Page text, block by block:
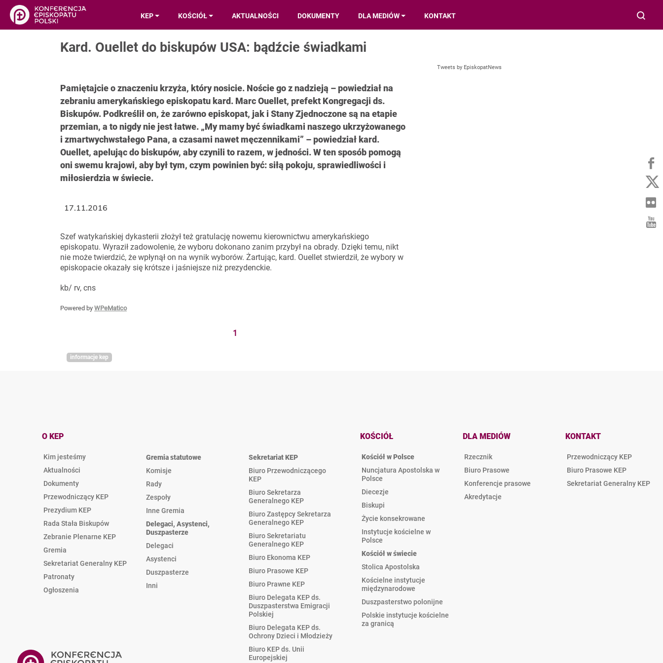
KEP KOŚCIÓŁ AKTUALNOŚCI DOKUMENTY DLA MEDIÓW KONTAKT
Kard. Ouellet do biskupów USA: bądźcie świadkami
Pamiętajcie o znaczeniu krzyża, który nosicie. Noście go z nadzieją – powiedział na
zebraniu amerykańskiego episkopatu kard. Marc Ouellet, prefekt Kongregacji ds.
Biskupów. Podkreślił on, że zarówno episkopat, jak i Stany Zjednoczone są na etapie
przemian, a to nigdy nie jest łatwe. „My mamy być świadkami naszego ukrzyżowanego
i zmartwychwstałego Pana, a czasami nawet męczennikami” – powiedział kard.
Ouellet, apelując do biskupów, aby czynili to razem, w jedności. W ten sposób pomogą
oni swemu krajowi, aby był tym, czym powinien być: siłą pokoju, sprawiedliwości i
miłosierdzia w świecie.
Szef watykańskiej dykasterii złożył też gratulację nowemu kierownictwu amerykańskiego
episkopatu. Wyraził zadowolenie, że wyboru dokonano zanim przybył na obrady. Dzięki temu, nikt
nie może twierdzić, że wpłynął on na wynik wyborów. Żartując, kard. Ouellet stwierdził, że wybory w
episkopacie okazały się krótsze i jaśniejsze niż prezydenckie.
kb/ rv, cns
Powered by WPeMatico
1
17.11.2016
informacje kep
Tweets by EpiskopatNews
O KEP
Kim jesteśmy
Aktualności
Dokumenty
Przewodniczący KEP
Prezydium KEP
Rada Stała Biskupów
Zebranie Plenarne KEP
Gremia
Sekretariat Generalny KEP
Patronaty
Ogłoszenia
Gremia statutowe
Komisje
Rady
Zespoły
Inne Gremia
Delegaci, Asystenci,
Duszpasterze
Delegaci
Asystenci
Duszpasterze
Inni
Sekretariat KEP
Biuro Przewodniczącego
KEP
Biuro Sekretarza
Generalnego KEP
Biuro Zastępcy Sekretarza
Generalnego KEP
Biuro Sekretariatu
Generalnego KEP
Biuro Ekonoma KEP
Biuro Prasowe KEP
Biuro Prawne KEP
Biuro Delegata KEP ds.
Duszpasterstwa Emigracji
Polskiej
Biuro Delegata KEP ds.
Ochrony Dzieci i Młodzieży
Biuro KEP ds. Unii
Europejskiej
KOŚCIÓŁ
Kościół w Polsce
Nuncjatura Apostolska w
Polsce
Diecezje
Biskupi
Życie konsekrowane
Instytucje kościelne w
Polsce
Kościół w świecie
Stolica Apostolska
Kościelne instytucje
międzynarodowe
Duszpasterstwo polonijne
Polskie instytucje kościelne
za granicą
DLA MEDIÓW
Rzecznik
Biuro Prasowe
Konferencje prasowe
Akredytacje
KONTAKT
Przewodniczący KEP
Biuro Prasowe KEP
Sekretariat Generalny KEP